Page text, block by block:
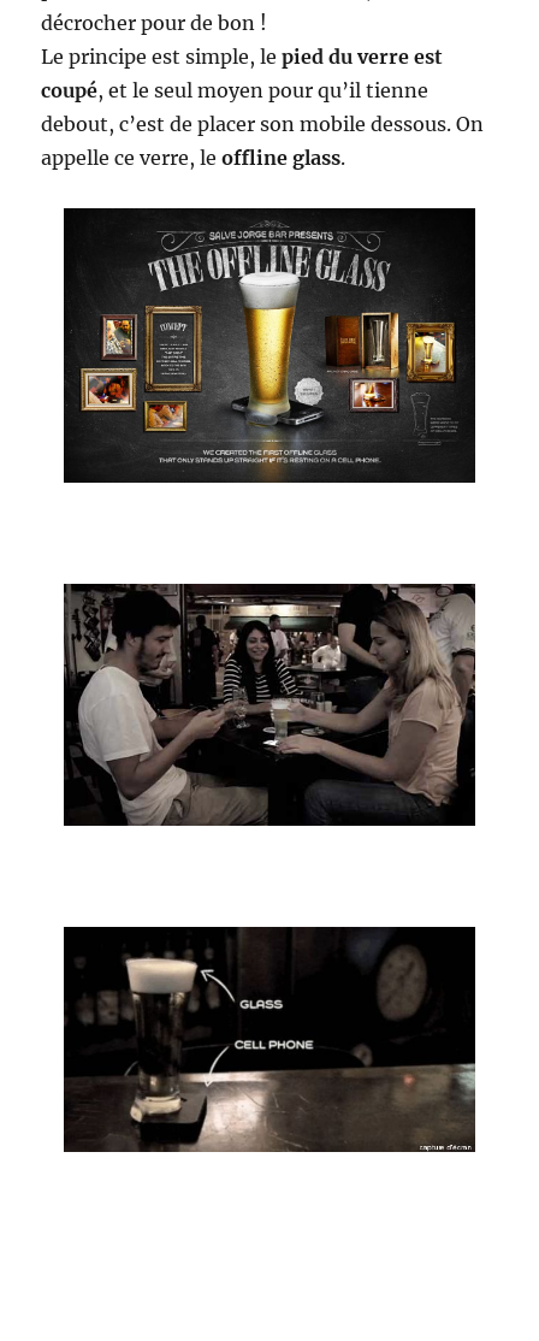
décrocher pour de bon !
Le principe est simple, le pied du verre est
coupé, et le seul moyen pour qu’il tienne
debout, c’est de placer son mobile dessous. On
appelle ce verre, leoffline glass.